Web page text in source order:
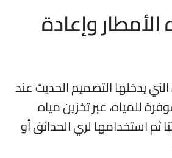
وإعادة
يدخلها التصميم الحديث عند
للمياه، عبر تخزين مياه
ثم استخدامها لري الحدائق أو